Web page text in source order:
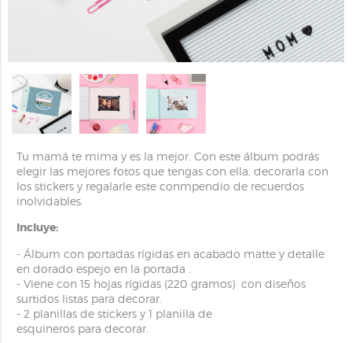
Tu mamá te mima y es la mejor. Con este álbum podrás
elegir las mejores fotos que tengas con ella, decorarla con
los stickers y regalarle este conmpendio de recuerdos
inolvidables.
Incluye:
- Álbum con portadas rígidas en acabado matte y detalle
en dorado espejo en la portada .
- Viene con 15 hojas rígidas (220 gramos) con diseños
surtidos listas para decorar.
- 2 planillas de stickers y 1 planilla de
esquineros para decorar.